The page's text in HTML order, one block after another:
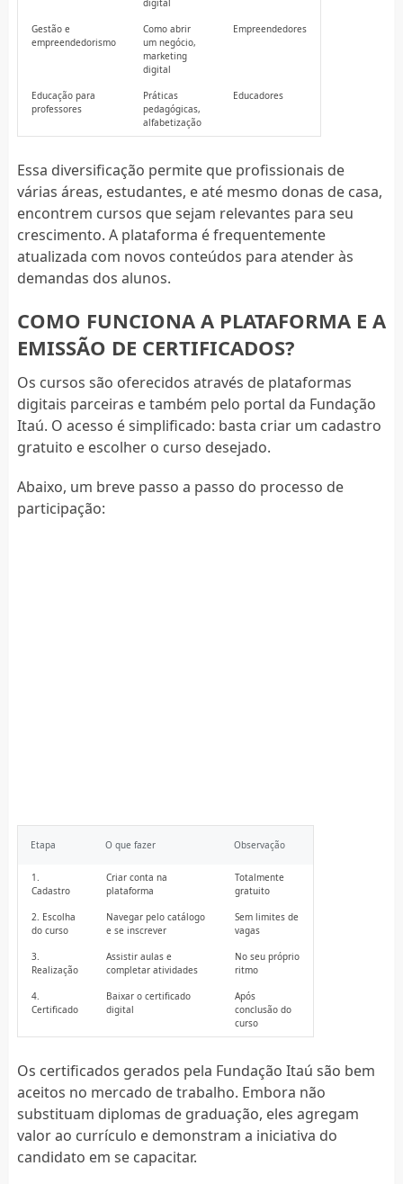
Gestão e
empreendedorismo
Como abrir
um negócio,
marketing
digital
Empreendedores
Educação para
professores
Práticas
pedagógicas,
alfabetização
Educadores
Essa diversificação permite que profissionais de
várias áreas, estudantes, e até mesmo donas de casa,
encontrem cursos que sejam relevantes para seu
crescimento. A plataforma é frequentemente
atualizada com novos conteúdos para atender às
demandas dos alunos.
COMO FUNCIONA A PLATAFORMA E A
EMISSÃO DE CERTIFICADOS?
Os cursos são oferecidos através de plataformas
digitais parceiras e também pelo portal da Fundação
Itaú. O acesso é simplificado: basta criar um cadastro
gratuito e escolher o curso desejado.
Abaixo, um breve passo a passo do processo de
participação:
Etapa O que fazer Observação
1.
Cadastro
Criar conta na
plataforma
Totalmente
gratuito
2. Escolha
do curso
Navegar pelo catálogo
e se inscrever
Sem limites de
vagas
3.
Realização
Assistir aulas e
completar atividades
No seu próprio
ritmo
4.
Certificado
Baixar o certificado
digital
Após
conclusão do
curso
Os certificados gerados pela Fundação Itaú são bem
aceitos no mercado de trabalho. Embora não
substituam diplomas de graduação, eles agregam
valor ao currículo e demonstram a iniciativa do
candidato em se capacitar.